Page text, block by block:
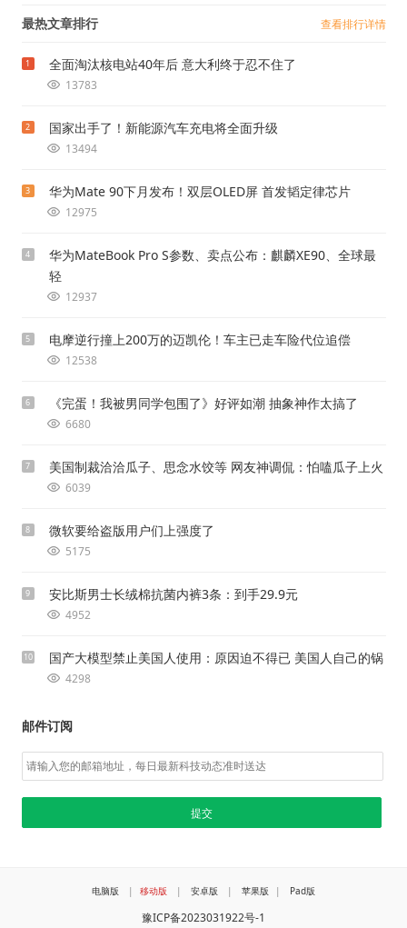
最热文章排行 查看排行详情
1 全面淘汰核电站40年后 意大利终于忍不住了
13783
2 国家出手了！新能源汽车充电将全面升级
13494
3 华为Mate 90下月发布！双层OLED屏 首发韬定律芯片
12975
4
华为MateBook Pro S参数、卖点公布：麒麟XE90、全球最
轻
12937
5 电摩逆行撞上200万的迈凯伦！车主已走车险代位追偿
12538
6 《完蛋！我被男同学包围了》好评如潮 抽象神作太搞了
6680
7 美国制裁洽洽瓜子、思念水饺等 网友神调侃：怕嗑瓜子上火
6039
8 微软要给盗版用户们上强度了
5175
9 安比斯男士长绒棉抗菌内裤3条：到手29.9元
4952
10 国产大模型禁止美国人使用：原因迫不得已 美国人自己的锅
4298
邮件订阅
电脑版 | 移动版 | 安卓版 | 苹果版 | Pad版
豫ICP备2023031922号-1